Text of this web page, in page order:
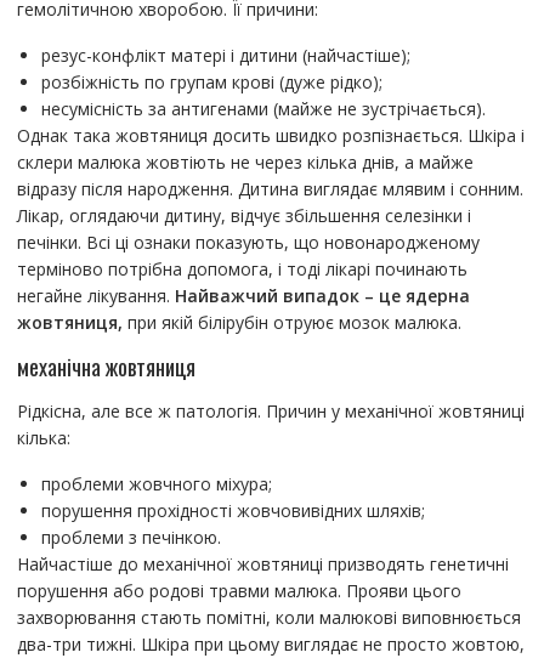
гемолітичною хворобою. Її причини:
резус-конфлікт матері і дитини (найчастіше);
розбіжність по групам крові (дуже рідко);
несумісність за антигенами (майже не зустрічається).
Однак така жовтяниця досить швидко розпізнається. Шкіра і
склери малюка жовтіють не через кілька днів, а майже
відразу після народження. Дитина виглядає млявим і сонним.
Лікар, оглядаючи дитину, відчує збільшення селезінки і
печінки. Всі ці ознаки показують, що новонародженому
терміново потрібна допомога, і тоді лікарі починають
негайне лікування. Найважчий випадок – це ядерна
жовтяниця, при якій білірубін отруює мозок малюка.
механічна жовтяниця
Рідкісна, але все ж патологія. Причин у механічної жовтяниці
кілька:
проблеми жовчного міхура;
порушення прохідності жовчовивідних шляхів;
проблеми з печінкою.
Найчастіше до механічної жовтяниці призводять генетичні
порушення або родові травми малюка. Прояви цього
захворювання стають помітні, коли малюкові виповнюється
два-три тижні. Шкіра при цьому виглядає не просто жовтою,